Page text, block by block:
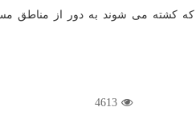
مقامات استرالیا اعلام نموده اند لاشه های ۱۰ هزار شتری كه كشته می شوند به دور از
4613